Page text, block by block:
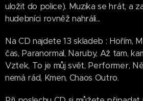
uložit do police). Muzika se hrát, a
hudebníci rovněž nahráli...
Na CD najdete 13 skladeb : Hořím,
čas, Paranormal, Naruby, Až tam,
Vztek, To je můj svět, Performer,
nemá rád, Kmen, Chaos Outro.